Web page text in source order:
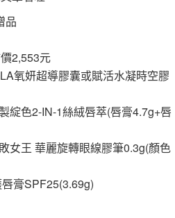
品
2,553元
氧妍超導膠囊或賦活水凝時空膠
綻色2-IN-1絲絨唇萃(唇膏4.7g+唇
女王 華麗旋轉眼線膠筆0.3g(顏色
膏SPF25(3.69g)